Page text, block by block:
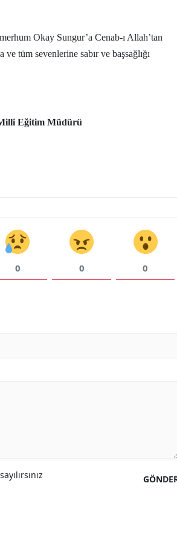
Tokat
Tunceli
Şanlıurfa
Okay Sungur’a Cenab-ı Allah’tan
tüm sevenlerine sabır ve başsağlığı
Eğitim Müdürü
0 0 0